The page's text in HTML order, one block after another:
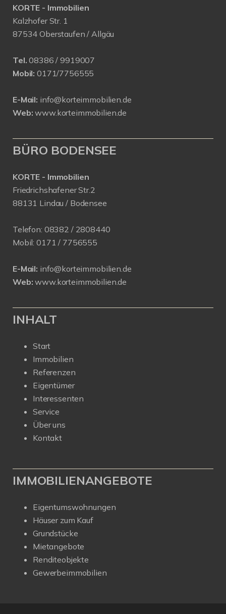
KORTE - Immobilien
Kalzhofer Str. 1
87534 Oberstaufen / Allgäu
Tel. 08386 / 9919007
Mobil: 0171/7756555
E-Mail: info@korteimmobilien.de
Web: www.korteimmobilien.de
BÜRO BODENSEE
KORTE - Immobilien
Friedrichshafener Str.2
88131 Lindau / Bodensee
Telefon: 08382 / 2808440
Mobil: 0171 / 7756555
E-Mail: info@korteimmobilien.de
Web: www.korteimmobilien.de
INHALT
Start
Immobilien
Referenzen
Eigentümer
Interessenten
Service
Über uns
Kontakt
IMMOBILIENANGEBOTE
Eigentumswohnungen
Häuser zum Kauf
Grundstücke
Mietangebote
Renditeobjekte
Gewerbeimmobilien